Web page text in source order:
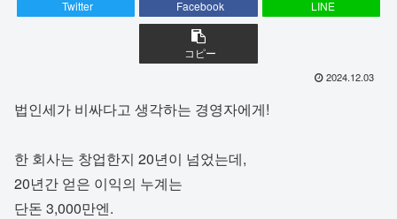
Twitter Facebook LINE
コピー
2024.12.03
법인세가 비싸다고 생각하는 경영자에게!
한 회사는 창업한지 20년이 넘었는데,
20년간 얻은 이익의 누계는
단돈 3,000만엔.